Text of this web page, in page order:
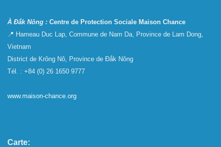
À Đắk Nông : Centre de Protection Sociale Maison Chance
📍 Hameau Duc Lap, Commune de Nam Da, Province de Lam Dong,
Vietnam
District de Krông Nô, Province de Đắk Nông
Tél. : +84 (0) 26 1650 9777
www.maison-chance.org
Carte: